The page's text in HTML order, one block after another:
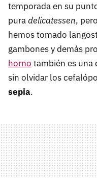
temporada en su
puradelicatessen,
hemos tomado
gambones y demás
horno también es
sin olvidar los
sepia.